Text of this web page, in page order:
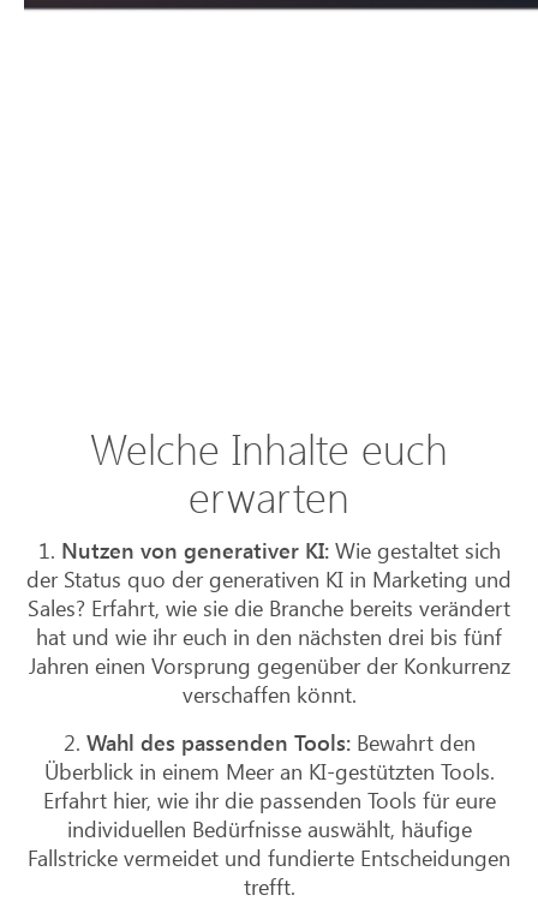
Welche Inhalte euch
erwarten
1. Nutzen von generativer KI:Wie gestaltet sich
der Status quo der generativen KI in Marketing und
Sales? Erfahrt, wie sie die Branche bereits verändert
hat und wie ihr euch in den nächsten drei bis fünf
Jahren einen Vorsprung gegenüber der Konkurrenz
verschaffen könnt.
2. Wahl des passenden Tools:Bewahrt den
Überblick in einem Meer an KI-gestützten Tools.
Erfahrt hier, wie ihr die passenden Tools für eure
individuellen Bedürfnisse auswählt, häufige
Fallstricke vermeidet und fundierte Entscheidungen
trefft.